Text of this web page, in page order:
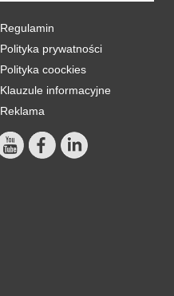
Regulamin
Polityka prywatności
Polityka coockies
Klauzule informacyjne
Reklama